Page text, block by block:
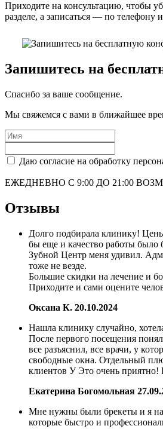
Приходите на консультацию, чтобы
разделе, а записаться — по телефону
Запишитесь на
Спасибо за ваше сообщение.
Мы свяжемся с вами в ближайшее
Даю согласие на обработку
ЕЖЕДНЕВНО С 9:00 ДО 21:00
Отзывы
Долго подбирала клинику!
бы еще и качество работы было
Зубной Центр меня удивил.
тоже не везде.
Большие скидки на лечение и
Приходите и сами оцените
Оксана К. 20.10.2024
Нашла клинику случайно,
После первого посещения
все разъяснил, все врачи, у
свободные окна. Отдельный
клиентов У Это очень приятно!
Екатерина Богомольная
Мне нужны были брекеты и я
которые быстро и